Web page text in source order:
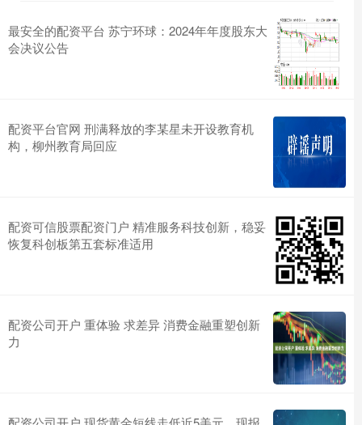
最安全的配资平台 苏宁环球：2024年年度股东大
会决议公告
配资平台官网 刑满释放的李某星未开设教育机
构，柳州教育局回应
配资可信股票配资门户 精准服务科技创新，稳妥
恢复科创板第五套标准适用
配资公司开户 重体验 求差异 消费金融重塑创新
力